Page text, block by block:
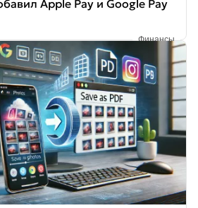
Apple Pay и Google Pay
Финансы